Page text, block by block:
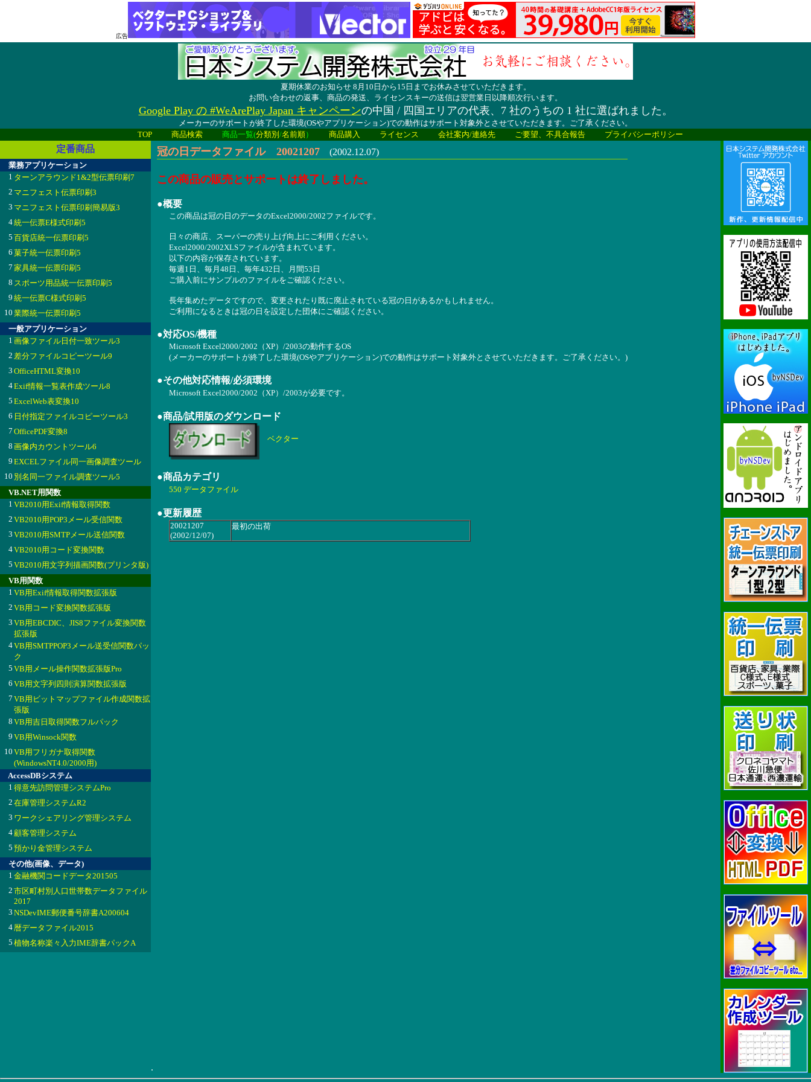
広告
夏期休業のお知らせ 8月10日から15日までお休みさせていただきます。
お問い合わせの返事、商品の発送、ライセンスキーの送信は翌営業日以降順次行います。
Google Play の #WeArePlay Japan キャンペーンの中国 / 四国エリアの代表、7 社のうちの 1 社に選ばれました。
メーカーのサポートが終了した環境(OSやアプリケーション)での動作はサポート対象外とさせていただきます。ご了承ください。
TOP
商品検索 商品一覧(分類別 /名前順） 商品購入 ライセンス 会社案内/連絡先 ご要望、不具合報告 プライバシーポリシー
定番商品
業務アプリケーション
1 ターンアラウンド1&2型伝票印刷7
2 マニフェスト伝票印刷3
3 マニフェスト伝票印刷簡易版3
4統一伝票E様式印刷5
5 百貨店統一伝票印刷5
6 菓子統一伝票印刷5
7 家具統一伝票印刷5
8 スポーツ用品統一伝票印刷5
9 統一伝票C様式印刷5
10 業際統一伝票印刷5
一般アプリケーション
1 画像ファイル日付一致ツール3
2 差分ファイルコピーツール9
3 OfficeHTML変換10
4Exif情報一覧表作成ツール8
5 ExcelWeb表変換10
6 日付指定ファイルコピーツール3
7 OfficePDF変換8
8 画像内カウントツール6
9 EXCELファイル同一画像調査ツール
10 別名同一ファイル調査ツール5
VB.NET用関数
1 VB2010用Exif情報取得関数
2 VB2010用POP3メール受信関数
3 VB2010用SMTPメール送信関数
4VB2010用コード変換関数
5 VB2010用文字列描画関数(プリンタ版)
VB用関数
1 VB用Exif情報取得関数拡張版
2 VB用コード変換関数拡張版
3 VB用EBCDIC、JIS8ファイル変換関数
拡張版
4VB用SMTPPOP3メール送受信関数パッ
ク
5 VB用メール操作関数拡張版Pro
6 VB用文字列四則演算関数拡張版
7 VB用ビットマップファイル作成関数拡
張版
8 VB用吉日取得関数フルパック
9 VB用Winsock関数
10 VB用フリガナ取得関数
(WindowsNT4.0/2000用)
AccessDBシステム
1 得意先訪問管理システムPro
2 在庫管理システムR2
3 ワークシェアリング管理システム
4顧客管理システム
5 預かり金管理システム
その他(画像、データ)
1 金融機関コードデータ201505
2 市区町村別人口世帯数データファイル
2017
3 NSDevIME郵便番号辞書A200604
4暦データファイル2015
5 植物名称楽々入力IME辞書パックA
.
冠の日データファイル 20021207 (2002.12.07)
この商品の販売とサポートは終了しました。
●概要
この商品は冠の日のデータのExcel2000/2002ファイルです。
日々の商店、スーパーの売り上げ向上にご利用ください。
Excel2000/2002XLSファイルが含まれています。
以下の内容が保存されています。
毎週1日、毎月48日、毎年432日、月間53日
ご購入前にサンプルのファイルをご確認ください。
長年集めたデータですので、変更されたり既に廃止されている冠の日があるかもしれません。
ご利用になるときは冠の日を設定した団体にご確認ください。
●対応OS/機種
Microsoft Excel2000/2002（XP）/2003の動作するOS
(メーカーのサポートが終了した環境(OSやアプリケーション)での動作はサポート対象外とさせていただきます。ご了承ください。)
●その他対応情報/必須環境
Microsoft Excel2000/2002（XP）/2003が必要です。
●商品/試用版のダウンロード
ベクター
●商品カテゴリ
550 データファイル
●更新履歴
20021207
(2002/12/07)
最初の出荷